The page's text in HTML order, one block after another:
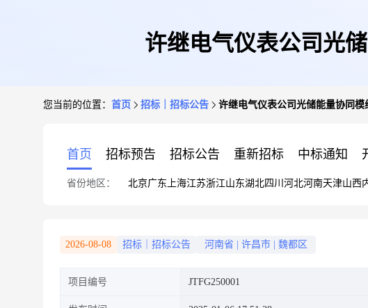
许继电气仪表公司光
您当前的位置： 首页 招标｜招标公告 许继电气仪表公司光储能量协同
首页 招标预告 招标公告 重新招标 中标通知
省份地区： 北京广东 上海江苏浙江山东湖北四川 河北河南天津山西
2026-08-08 招标｜招标公告 河南省 许昌市 魏都区
项目编号 JTFG250001